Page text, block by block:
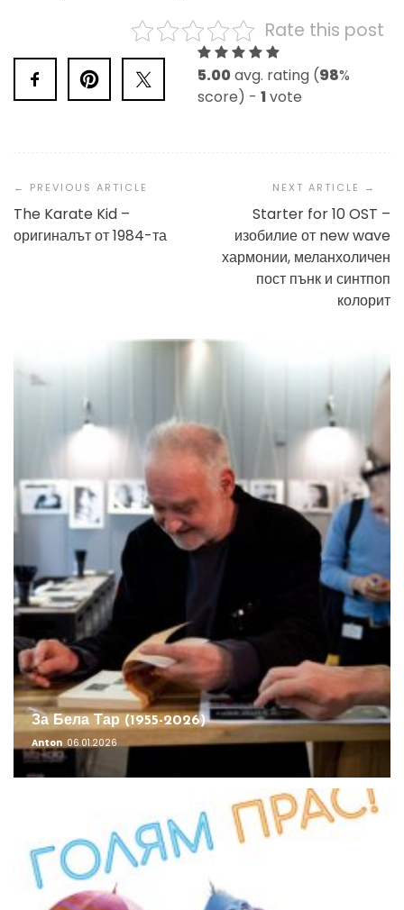
Rate this post
5.00avg. rating (98%
score) - 1vote
Navigation
The Karate Kid –
оригиналът от 1984-та
Starter for 10 OST –
изобилие от new wave
хармонии, меланхоличен
пост пънк и синтпоп
колорит
За Бела Тар (1955-2026)
Anton 06.01.2026